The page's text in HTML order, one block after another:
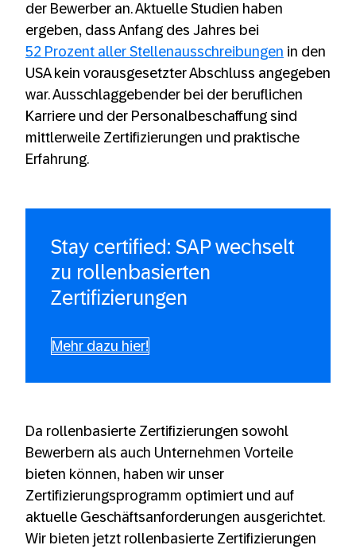
der Bewerber an. Aktuelle Studien haben
ergeben, dass Anfang des Jahres bei
52 Prozent aller Stellenausschreibungen in den
USA kein vorausgesetzter Abschluss angegeben
war. Ausschlaggebender bei der beruflichen
Karriere und der Personalbeschaffung sind
mittlerweile Zertifizierungen und praktische
Erfahrung.
Stay certified: SAP wechselt
zu rollenbasierten
Zertifizierungen
Mehr dazu hier!
Da rollenbasierte Zertifizierungen sowohl
Bewerbern als auch Unternehmen Vorteile
bieten können, haben wir unser
Zertifizierungsprogramm optimiert und auf
aktuelle Geschäftsanforderungen ausgerichtet.
Wir bieten jetzt rollenbasierte Zertifizierungen